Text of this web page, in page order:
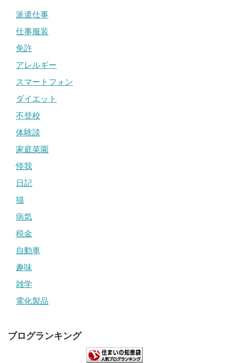
派遣仕事
仕事服装
免許
アレルギー
スマートフォン
ダイエット
不登校
体験談
家庭菜園
怪我
日記
猫
病気
税金
自動車
趣味
雑学
電化製品
ブログランキング